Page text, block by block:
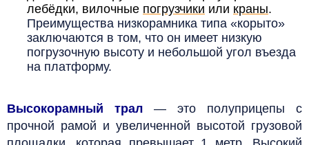
лебёдки, вилочные погрузчики или краны.
Преимущества низкорамника типа «корыто»
заключаются в том, что он имеет низкую
погрузочную высоту и небольшой угол въезда
на платформу.
Высокорамный трал — это полуприцепы с
прочной рамой и увеличенной высотой грузовой